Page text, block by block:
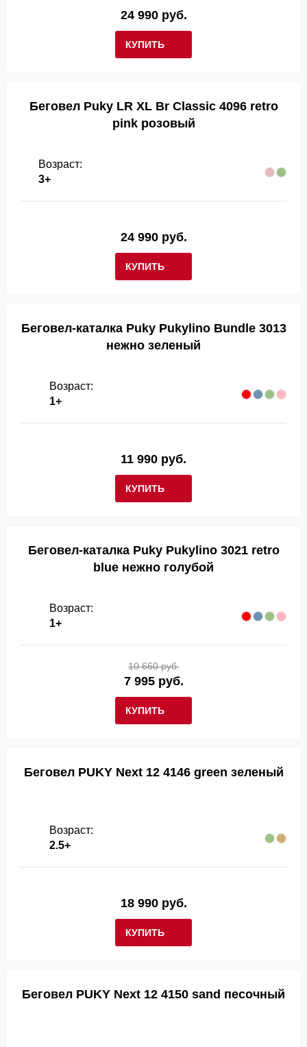
КУПИТЬ
24 990 руб.
Беговел Puky LR XL Br Classic 4096 retro
pink розовый
Возраст:
3+
КУПИТЬ
24 990 руб.
Беговел-каталка Puky Pukylino Bundle 3013
нежно зеленый
Возраст:
1+
КУПИТЬ
11 990 руб.
Беговел-каталка Puky Pukylino 3021 retro
blue нежно голубой
Возраст:
1+
КУПИТЬ
10 660 руб.
7 995 руб.
Беговел PUKY Next 12 4146 green зеленый
Возраст:
2.5+
КУПИТЬ
18 990 руб.
Беговел PUKY Next 12 4150 sand песочный